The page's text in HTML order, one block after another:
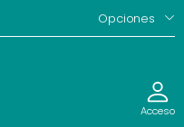
Opciones
Acceso